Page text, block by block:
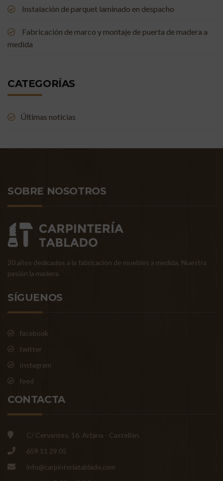
Instalación de parquet laminado en despacho
Fabricación de marco y montaje de puerta de madera a
medida
CATEGORÍAS
Últimas noticias
SOBRE NOSOTROS
20 años dedicados a la fabricación de muebles a medida. Nuestra
pasión la madera.
SÍGUENOS
facebook
twitter
Instagram
feed
CONTACTA
C/ Cervantes, 16. Artana - Castellón.
659 11 29 05
info@carpinteriatablado.com